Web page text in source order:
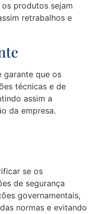
produtos sejam
retrabalhos e
garante que os
técnicas e de
assim a
da empresa.
se os
de segurança
governamentais,
normas e evitando